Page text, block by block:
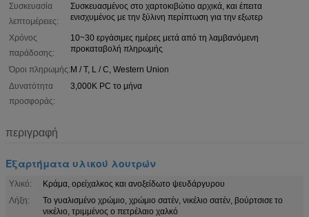
Συσκευασία
λεπτομέρειες:
Συσκευασμένος στο χαρτοκιβώτιο αρχικά, και έπειτα
ενισχυμένος με την ξύλινη περίπτωση για την εξωτερ
Χρόνος
παράδοσης:
10~30 εργάσιμες ημέρες μετά από τη λαμβανόμενη
προκαταβολή πληρωμής
Όροι πληρωμής:Μ / Τ, L / C, Western Union
Δυνατότητα
προσφοράς:
3,000K PC το μήνα
περιγραφή
Εξαρτήματα υλικού λουτρών
Υλικό:
Κράμα, ορείχαλκος και ανοξείδωτο ψευδάργυρου
Λήξη:
Το γυαλισμένο χρώμιο, χρώμιο σατέν, νικέλιο σατέν, βούρτσισε το
νικέλιο, τριμμένος ο πετρέλαιο χαλκό